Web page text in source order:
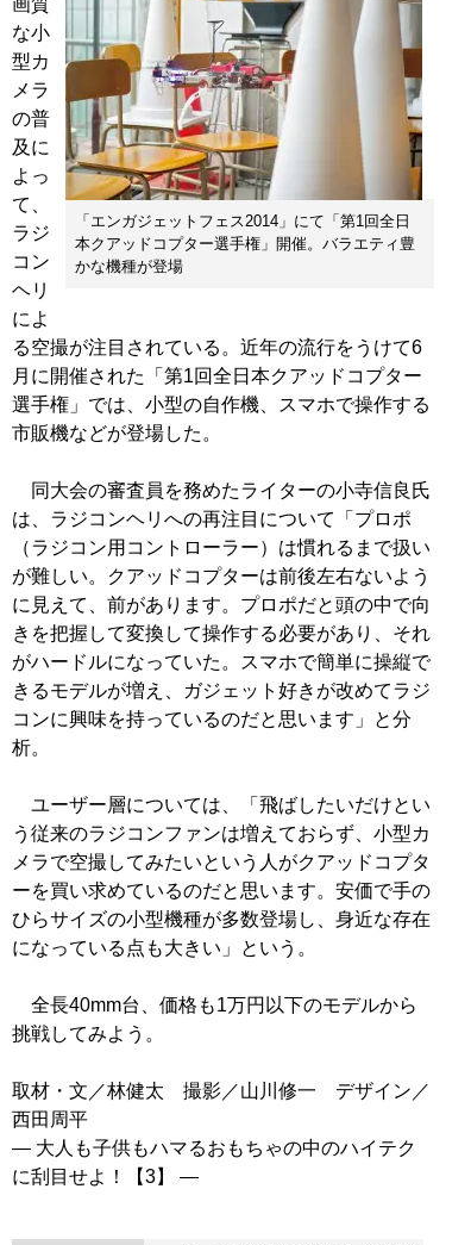
「エンガジェットフェス2014」にて「第1回全日
本クアッドコプター選手権」開催。バラエティ豊
かな機種が登場
な小
型カ
メラ
の普
及に
よっ
て、
ラジ
コン
ヘリ
によ
る空撮が注目されている。近年の流行をうけて6
月に開催された「第1回全日本クアッドコプター
選手権」では、小型の自作機、スマホで操作する
市販機などが登場した。
同大会の審査員を務めたライターの小寺信良氏
は、ラジコンヘリへの再注目について「プロポ
（ラジコン用コントローラー）は慣れるまで扱い
が難しい。クアッドコプターは前後左右ないよう
に見えて、前があります。プロポだと頭の中で向
きを把握して変換して操作する必要があり、それ
がハードルになっていた。スマホで簡単に操縦で
きるモデルが増え、ガジェット好きが改めてラジ
コンに興味を持っているのだと思います」と分
析。
ユーザー層については、「飛ばしたいだけとい
う従来のラジコンファンは増えておらず、小型カ
メラで空撮してみたいという人がクアッドコプタ
ーを買い求めているのだと思います。安価で手の
ひらサイズの小型機種が多数登場し、身近な存在
になっている点も大きい」という。
全長40mm台、価格も1万円以下のモデルから
挑戦してみよう。
取材・文／林健太 撮影／山川修一 デザイン／
西田周平
― 大人も子供もハマるおもちゃの中のハイテク